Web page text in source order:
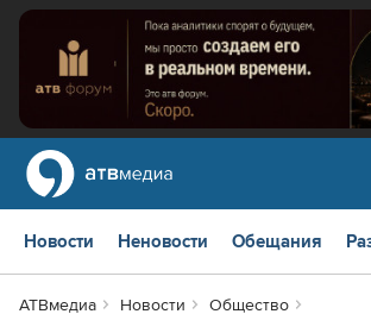
Новости Неновости Обещания
АТВмедиа Новости
Общество